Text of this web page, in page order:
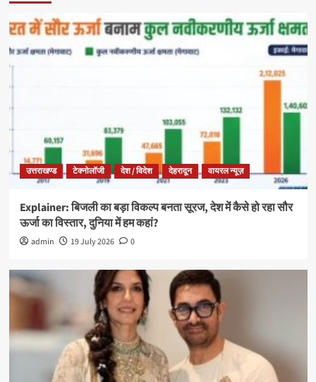
उत्तराखण्ड टेक्नोलॉजी देश / विदेश देहरादून वायरल न्यूज़
Explainer: बिजली का बड़ा विकल्प बनता सूरज, देश में कैसे हो रहा सौर
ऊर्जा का विस्तार, दुनिया में हम कहां?
admin 19 July 2026 0